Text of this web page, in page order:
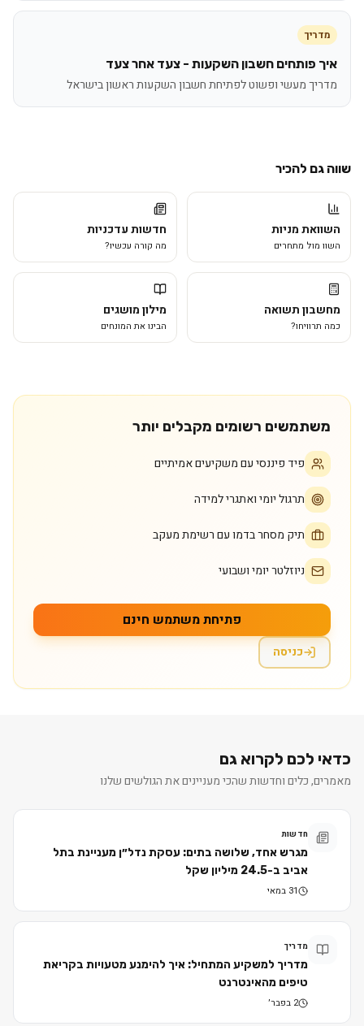
מדריך
איך פותחים חשבון השקעות - צעד אחר צעד
מדריך מעשי ופשוט לפתיחת חשבון השקעות ראשון בישראל
שווה גם להכיר
השוואת מניות
השוו מול מתחרים
חדשות עדכניות
מה קורה עכשיו?
מחשבון תשואה
כמה תרוויחו?
מילון מושגים
הבינו את המונחים
משתמשים רשומים מקבלים יותר
פיד פיננסי עם משקיעים אמיתיים
תרגול יומי ואתגרי למידה
תיק מסחר בדמו עם רשימת מעקב
ניוזלטר יומי ושבועי
פתיחת משתמש חינם
כניסה
כדאי לכם לקרוא גם
מאמרים, כלים וחדשות שהכי מעניינים את הגולשים שלנו
חדשות
מגרש אחד, שלושה בתים: עסקת נדל״ן מעניינת בתל
אביב ב-24.5 מיליון שקל
31 במאי
מדריך
מדריך למשקיע המתחיל: איך להימנע מטעויות בקריאת
טיפים מהאינטרנט
2 בפבר׳